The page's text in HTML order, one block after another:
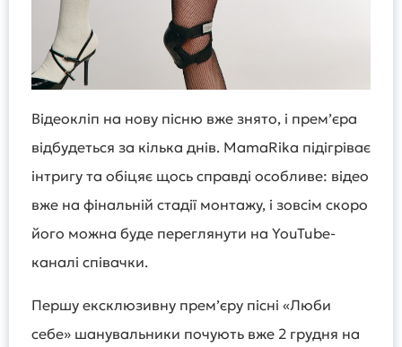
Відеокліп на нову пісню вже знято, і прем’єра
відбудеться за кілька днів. MamaRika підігріває
інтригу та обіцяє щось справді особливе: відео
вже на фінальній стадії монтажу, і зовсім скоро
його можна буде переглянути на YouTube-
каналі співачки.
Першу ексклюзивну прем’єру пісні «Люби
себе» шанувальники почують вже 2 грудня на